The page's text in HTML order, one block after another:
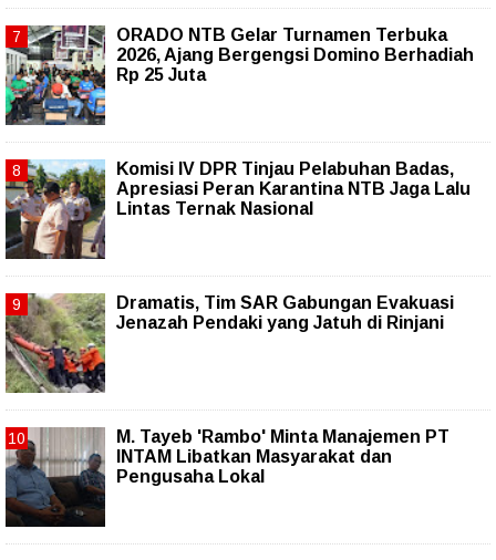
ORADO NTB Gelar Turnamen Terbuka
2026, Ajang Bergengsi Domino Berhadiah
Rp 25 Juta
Komisi IV DPR Tinjau Pelabuhan Badas,
Apresiasi Peran Karantina NTB Jaga Lalu
Lintas Ternak Nasional
Dramatis, Tim SAR Gabungan Evakuasi
Jenazah Pendaki yang Jatuh di Rinjani
M. Tayeb 'Rambo' Minta Manajemen PT
INTAM Libatkan Masyarakat dan
Pengusaha Lokal